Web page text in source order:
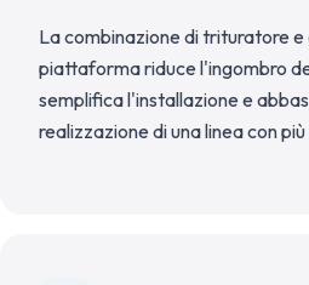
La combinazione di trituratore e
piattaforma riduce l'ingombro
semplifica l'installazione e
realizzazione di una linea con